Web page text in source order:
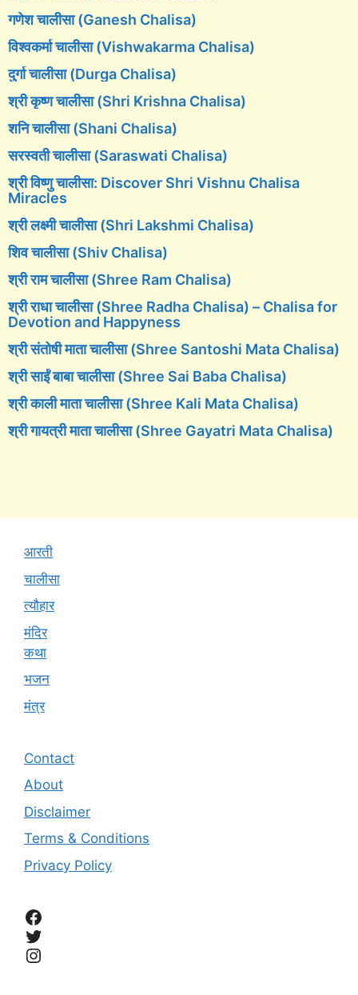
गणेश चालीसा (Ganesh Chalisa)
विश्वकर्मा चालीसा (Vishwakarma Chalisa)
दुर्गा चालीसा (Durga Chalisa)
श्री कृष्ण चालीसा (Shri Krishna Chalisa)
शनि चालीसा (Shani Chalisa)
सरस्वती चालीसा (Saraswati Chalisa)
श्री विष्णु चालीसा: Discover Shri Vishnu Chalisa
Miracles
श्री लक्ष्मी चालीसा (Shri Lakshmi Chalisa)
शिव चालीसा (Shiv Chalisa)
श्री राम चालीसा (Shree Ram Chalisa)
श्री राधा चालीसा (Shree Radha Chalisa) – Chalisa for
Devotion and Happyness
श्री संतोषी माता चालीसा (Shree Santoshi Mata Chalisa)
श्री साईं बाबा चालीसा (Shree Sai Baba Chalisa)
श्री काली माता चालीसा (Shree Kali Mata Chalisa)
श्री गायत्री माता चालीसा (Shree Gayatri Mata Chalisa)
आरती
चालीसा
त्यौहार
मंदिर
कथा
भजन
मंत्र
Contact
About
Disclaimer
Terms & Conditions
Privacy Policy
Facebook
Twitter
Instagram